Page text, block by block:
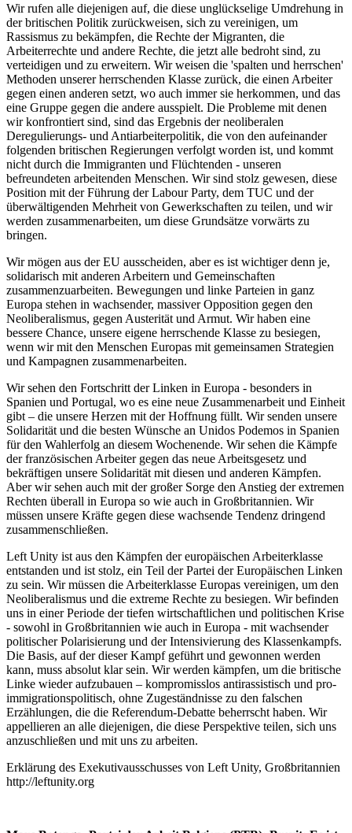
Wir rufen alle diejenigen auf, die diese unglückselige Umdrehung in
der britischen Politik zurückweisen, sich zu vereinigen, um
Rassismus zu bekämpfen, die Rechte der Migranten, die
Arbeiterrechte und andere Rechte, die jetzt alle bedroht sind, zu
verteidigen und zu erweitern. Wir weisen die 'spalten und herrschen'
Methoden unserer herrschenden Klasse zurück, die einen Arbeiter
gegen einen anderen setzt, wo auch immer sie herkommen, und das
eine Gruppe gegen die andere ausspielt. Die Probleme mit denen
wir konfrontiert sind, sind das Ergebnis der neoliberalen
Deregulierungs- und Antiarbeiterpolitik, die von den aufeinander
folgenden britischen Regierungen verfolgt worden ist, und kommt
nicht durch die Immigranten und Flüchtenden - unseren
befreundeten arbeitenden Menschen. Wir sind stolz gewesen, diese
Position mit der Führung der Labour Party, dem TUC und der
überwältigenden Mehrheit von Gewerkschaften zu teilen, und wir
werden zusammenarbeiten, um diese Grundsätze vorwärts zu
bringen.
Wir mögen aus der EU ausscheiden, aber es ist wichtiger denn je,
solidarisch mit anderen Arbeitern und Gemeinschaften
zusammenzuarbeiten. Bewegungen und linke Parteien in ganz
Europa stehen in wachsender, massiver Opposition gegen den
Neoliberalismus, gegen Austerität und Armut. Wir haben eine
bessere Chance, unsere eigene herrschende Klasse zu besiegen,
wenn wir mit den Menschen Europas mit gemeinsamen Strategien
und Kampagnen zusammenarbeiten.
Wir sehen den Fortschritt der Linken in Europa - besonders in
Spanien und Portugal, wo es eine neue Zusammenarbeit und Einheit
gibt – die unsere Herzen mit der Hoffnung füllt. Wir senden unsere
Solidarität und die besten Wünsche an Unidos Podemos in Spanien
für den Wahlerfolg an diesem Wochenende. Wir sehen die Kämpfe
der französischen Arbeiter gegen das neue Arbeitsgesetz und
bekräftigen unsere Solidarität mit diesen und anderen Kämpfen.
Aber wir sehen auch mit der großer Sorge den Anstieg der extremen
Rechten überall in Europa so wie auch in Großbritannien. Wir
müssen unsere Kräfte gegen diese wachsende Tendenz dringend
zusammenschließen.
Left Unity ist aus den Kämpfen der europäischen Arbeiterklasse
entstanden und ist stolz, ein Teil der Partei der Europäischen Linken
zu sein. Wir müssen die Arbeiterklasse Europas vereinigen, um den
Neoliberalismus und die extreme Rechte zu besiegen. Wir befinden
uns in einer Periode der tiefen wirtschaftlichen und politischen Krise
- sowohl in Großbritannien wie auch in Europa - mit wachsender
politischer Polarisierung und der Intensivierung des Klassenkampfs.
Die Basis, auf der dieser Kampf geführt und gewonnen werden
kann, muss absolut klar sein. Wir werden kämpfen, um die britische
Linke wieder aufzubauen – kompromisslos antirassistisch und pro-
immigrationspolitisch, ohne Zugeständnisse zu den falschen
Erzählungen, die die Referendum-Debatte beherrscht haben. Wir
appellieren an alle diejenigen, die diese Perspektive teilen, sich uns
anzuschließen und mit uns zu arbeiten.
Erklärung des Exekutivausschusses von Left Unity, Großbritannien
http://leftunity.org